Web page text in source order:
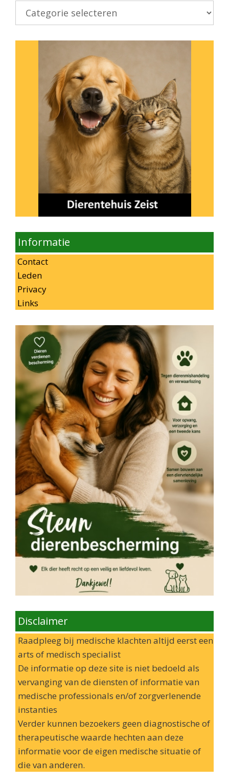
Kies
onderwerp
Informatie
Contact
Leden
Privacy
Links
Disclaimer
Raadpleeg bij medische klachten altijd eerst een
arts of medisch specialist
De informatie op deze site is niet bedoeld als
vervanging van de diensten of informatie van
medische professionals en/of zorgverlenende
instanties
Verder kunnen bezoekers geen diagnostische of
therapeutische waarde hechten aan deze
informatie voor de eigen medische situatie of
die van anderen.